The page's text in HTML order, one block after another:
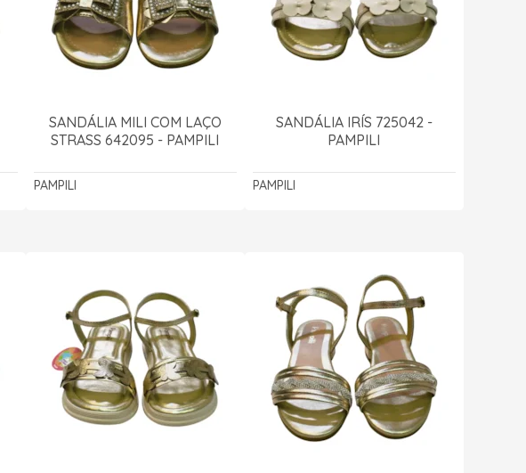
SANDÁLIA MILI COM LAÇO
STRASS 642095 - PAMPILI
PAMPILI
SANDÁLIA IRÍS 725042 -
PAMPILI
PAMPILI